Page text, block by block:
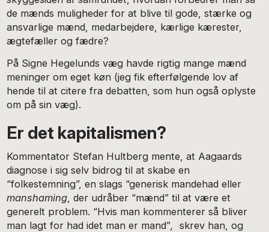
de mænds muligheder for at blive til gode, stærke og
ansvarlige mænd, medarbejdere, kærlige kærester,
ægtefæller og fædre?
På Signe Hegelunds væg havde rigtig mange mænd
meninger om eget køn (jeg fik efterfølgende lov af
hende til at citere fra debatten, som hun også oplyste
om på sin væg).
Er det kapitalismen?
Kommentator Stefan Hultberg mente, at Aagaards
diagnose i sig selv bidrog til at skabe en
“folkestemning”, en slags “generisk mandehad eller
manshaming , der udråber “mænd” til at være et
generelt problem. “Hvis man kommenterer så bliver
man lagt for had idet man er mand”,skrev han, og